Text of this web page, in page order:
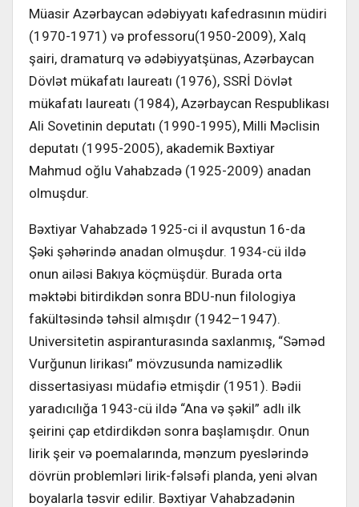
Müasir Azərbaycan ədəbiyyatı kafedrasının müdiri
(1970-1971) və professoru(1950-2009), Xalq
şairi, dramaturq və ədəbiyyatşünas, Azərbaycan
Dövlət mükafatı laureatı (1976), SSRİ Dövlət
mükafatı laureatı (1984), Azərbaycan Respublikası
Ali Sovetinin deputatı (1990-1995), Milli Məclisin
deputatı (1995-2005), akademik Bəxtiyar
Mahmud oğlu Vahabzadə (1925-2009) anadan
olmuşdur.
Bəxtiyar Vahabzadə 1925-ci il avqustun 16-da
Şəki şəhərində anadan olmuşdur. 1934-cü ildə
onun ailəsi Bakıya köçmüşdür. Burada orta
məktəbi bitirdikdən sonra BDU-nun filologiya
fakültəsində təhsil almışdır (1942–1947).
Universitetin aspiranturasında saxlanmış, “Səməd
Vurğunun lirikası” mövzusunda namizədlik
dissertasiyası müdafiə etmişdir (1951). Bədii
yaradıcılığa 1943-cü ildə “Ana və şəkil” adlı ilk
şeirini çap etdirdikdən sonra başlamışdır. Onun
lirik şeir və poemalarında, mənzum pyeslərində
dövrün problemləri lirik-fəlsəfi planda, yeni əlvan
boyalarla təsvir edilir. Bəxtiyar Vahabzadənin